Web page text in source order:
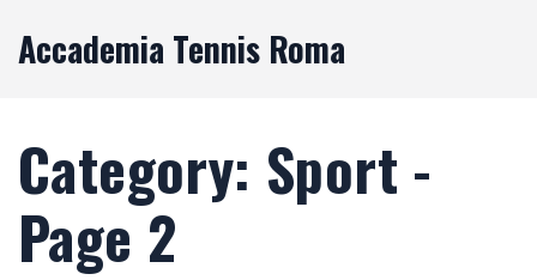
Accademia Tennis Roma
Category: Sport -
Page 2